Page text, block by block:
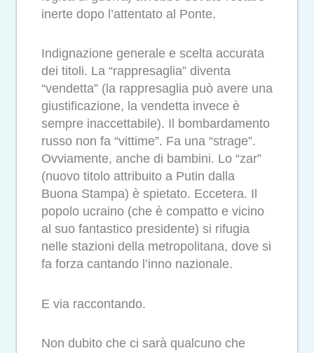
inerte dopo l’attentato al Ponte.
Indignazione generale e scelta accurata
dei titoli. La “rappresaglia” diventa
“vendetta” (la rappresaglia può avere una
giustificazione, la vendetta invece è
sempre inaccettabile). Il bombardamento
russo non fa “vittime”. Fa una “strage”.
Ovviamente, anche di bambini. Lo “zar”
(nuovo titolo attribuito a Putin dalla
Buona Stampa) è spietato. Eccetera. Il
popolo ucraino (che è compatto e vicino
al suo fantastico presidente) si rifugia
nelle stazioni della metropolitana, dove si
fa forza cantando l’inno nazionale.
E via raccontando.
Non dubito che ci sarà qualcuno che